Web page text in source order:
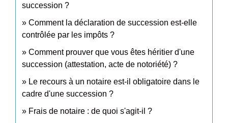
succession ?
Comment la déclaration de succession est-elle
contrôlée par les impôts ?
Comment prouver que vous êtes héritier d'une
succession (attestation, acte de notoriété) ?
Le recours à un notaire est-il obligatoire dans le
cadre d'une succession ?
Frais de notaire : de quoi s'agit-il ?